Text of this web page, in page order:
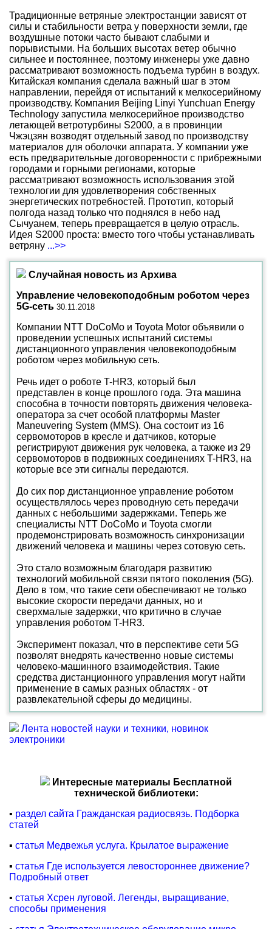
Традиционные ветряные электростанции зависят от
силы и стабильности ветра у поверхности земли, где
воздушные потоки часто бывают слабыми и
порывистыми. На больших высотах ветер обычно
сильнее и постояннее, поэтому инженеры уже давно
рассматривают возможность подъема турбин в воздух.
Китайская компания сделала важный шаг в этом
направлении, перейдя от испытаний к мелкосерийному
производству. Компания Beijing Linyi Yunchuan Energy
Technology запустила мелкосерийное производство
летающей ветротурбины S2000, а в провинции
Чжэцзян возводят отдельный завод по производству
материалов для оболочки аппарата. У компании уже
есть предварительные договоренности с прибрежными
городами и горными регионами, которые
рассматривают возможность использования этой
технологии для удовлетворения собственных
энергетических потребностей. Прототип, который
полгода назад только что поднялся в небо над
Сычуанем, теперь превращается в целую отрасль.
Идея S2000 проста: вместо того чтобы устанавливать
ветряну ...>>
Случайная новость из Архива
Управление человекоподобным роботом через
5G-сеть 30.11.2018
Компании NTT DoCoMo и Toyota Motor объявили о
проведении успешных испытаний системы
дистанционного управления человекоподобным
роботом через мобильную сеть.
Речь идет о роботе T-HR3, который был
представлен в конце прошлого года. Эта машина
способна в точности повторять движения человека-
оператора за счет особой платформы Master
Maneuvering System (MMS). Она состоит из 16
сервомоторов в кресле и датчиков, которые
регистрируют движения рук человека, а также из 29
сервомоторов в подвижных соединениях T-HR3, на
которые все эти сигналы передаются.
До сих пор дистанционное управление роботом
осуществлялось через проводную сеть передачи
данных с небольшими задержками. Теперь же
специалисты NTT DoCoMo и Toyota смогли
продемонстрировать возможность синхронизации
движений человека и машины через сотовую сеть.
Это стало возможным благодаря развитию
технологий мобильной связи пятого поколения (5G).
Дело в том, что такие сети обеспечивают не только
высокие скорости передачи данных, но и
сверхмалые задержки, что критично в случае
управления роботом T-HR3.
Эксперимент показал, что в перспективе сети 5G
позволят внедрять качественно новые системы
человеко-машинного взаимодействия. Такие
средства дистанционного управления могут найти
применение в самых разных областях - от
развлекательной сферы до медицины.
Лента новостей науки и техники, новинок
электроники
Интересные материалы Бесплатной
технической библиотеки:
▪ раздел сайта Гражданская радиосвязь. Подборка
статей
▪ статья Медвежья услуга. Крылатое выражение
▪ статья Где используется левостороннее движение?
Подробный ответ
▪ статья Хсрен луговой. Легенды, выращивание,
способы применения